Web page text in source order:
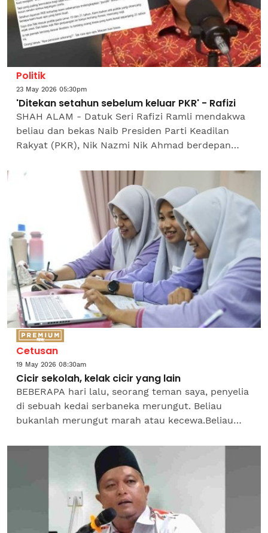
Politik
23 May 2026 05:30pm
'Ditekan setahun sebelum keluar PKR' - Rafizi
SHAH ALAM - Datuk Seri Rafizi Ramli mendakwa
beliau dan bekas Naib Presiden Parti Keadilan
Rakyat (PKR), Nik Nazmi Nik Ahmad berdepan
sehingga membawa kepada...
Cetusan
19 May 2026 08:30am
Cicir sekolah, kelak cicir yang lain
BEBERAPA hari lalu, seorang teman saya, penyelia
di sebuah kedai serbaneka merungut. Beliau
bukanlah merungut marah atau kecewa.Beliau
beliau mengiklankan...